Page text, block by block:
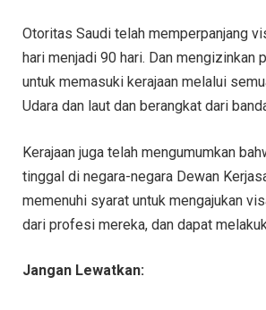
Otoritas Saudi telah memperpanjang
hari menjadi 90 hari. Dan mengizinkan
untuk memasuki kerajaan melalui
Udara dan laut dan berangkat dari
Kerajaan juga telah mengumumkan
tinggal di negara-negara Dewan
memenuhi syarat untuk mengajukan
dari profesi mereka, dan dapat
Jangan Lewatkan: